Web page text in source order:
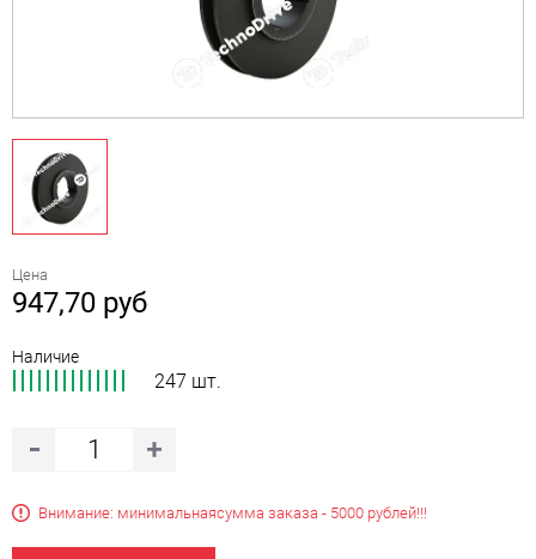
Цена
947,70 руб
Наличие
247 шт.
Внимание: минимальнаясумма заказа - 5000 рублей!!!